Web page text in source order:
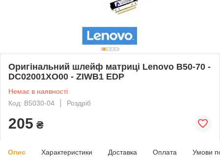
Оригінальний шлейф матриці Lenovo B50-70 -
DC02001XO00 - ZIWB1 EDP
Немає в наявності
Код: B5030-04
Роздріб
205 ₴
Опис Характеристики Доставка Оплата Умови